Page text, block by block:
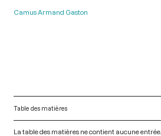
Camus Armand Gaston
Table des matières
La table des matières ne contient aucune entrée.